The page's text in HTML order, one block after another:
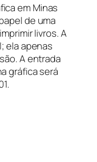
em Minas
de uma
livros. A
ela apenas
A entrada
gráfica será